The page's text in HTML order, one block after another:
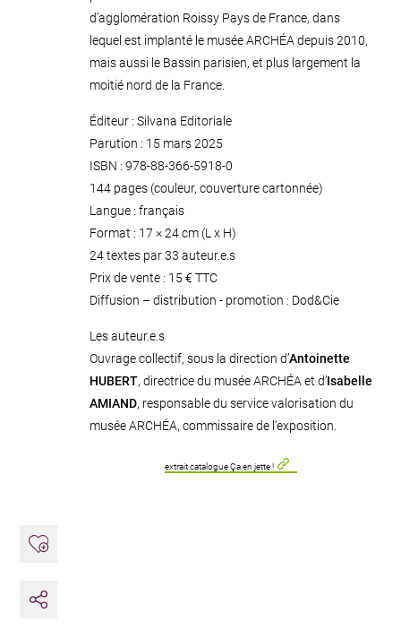
Ajouter aux favoris
Partager
d’agglomération Roissy Pays de France, dans
lequel est implanté le musée ARCHÉA depuis 2010,
mais aussi le Bassin parisien, et plus largement la
moitié nord de la France.
Éditeur : Silvana Editoriale
Parution : 15 mars 2025
ISBN : 978-88-366-5918-0
144 pages (couleur, couverture cartonnée)
Langue : français
Format : 17 × 24 cm (L x H)
24 textes par 33 auteur.e.s
Prix de vente : 15 € TTC
Diffusion – distribution - promotion : Dod&Cie
Les auteur.e.s
Ouvrage collectif, sous la direction d’Antoinette
HUBERT, directrice du musée ARCHÉA et d’Isabelle
AMIAND, responsable du service valorisation du
musée ARCHÉA, commissaire de l’exposition.
extrait catalogue Ça en jette !